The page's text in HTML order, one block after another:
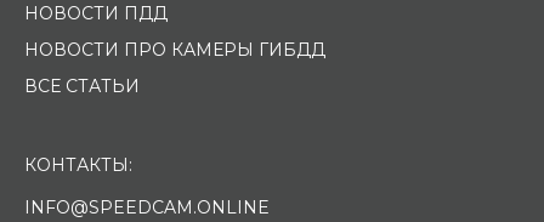
НОВОСТИ ПДД
НОВОСТИ ПРО КАМЕРЫ ГИБДД
ВСЕ СТАТЬИ
КОНТАКТЫ:
INFO@SPEEDCAM.ONLINE